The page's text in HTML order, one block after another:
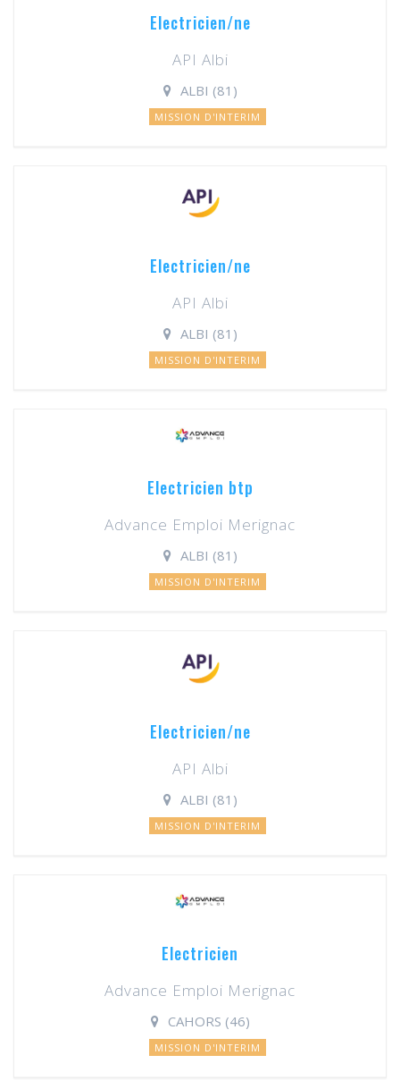
Electricien/ne
API Albi
ALBI (81)
MISSION D'INTERIM
Electricien/ne
API Albi
ALBI (81)
MISSION D'INTERIM
Electricien btp
Advance Emploi Merignac
ALBI (81)
MISSION D'INTERIM
Electricien/ne
API Albi
ALBI (81)
MISSION D'INTERIM
Electricien
Advance Emploi Merignac
CAHORS (46)
MISSION D'INTERIM